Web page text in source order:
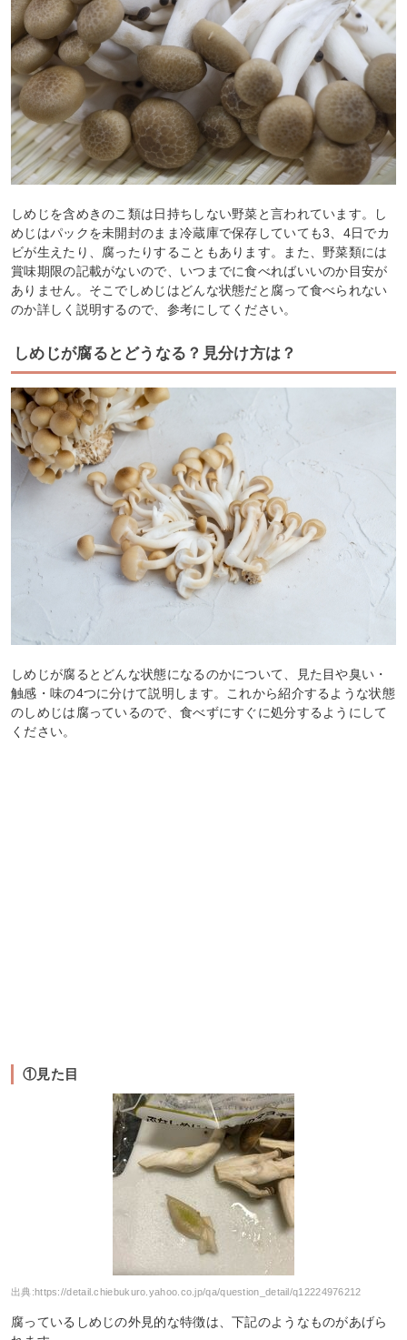
しめじを含めきのこ類は日持ちしない野菜と言われています。し
めじはパックを未開封のまま冷蔵庫で保存していても3、4日でカ
ビが生えたり、腐ったりすることもあります。また、野菜類には
賞味期限の記載がないので、いつまでに食べればいいのか目安が
ありません。そこでしめじはどんな状態だと腐って食べられない
のか詳しく説明するので、参考にしてください。
しめじが腐るとどうなる？見分け方は？
しめじが腐るとどんな状態になるのかについて、見た目や臭い・
触感・味の4つに分けて説明します。これから紹介するような状態
のしめじは腐っているので、食べずにすぐに処分するようにして
ください。
①見た目
出典:https://detail.chiebukuro.yahoo.co.jp/qa/question_detail/q12224976212
腐っているしめじの外見的な特徴は、下記のようなものがあげら